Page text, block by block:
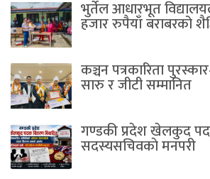
भुर्तेल आधारभूत
हजार रुपैयाँ बराबरको
कञ्चन पत्रकारिता
सारु र जीटी सम्मानित
गण्डकी प्रदेश खेलकुद
सदस्यसचिवकाे मनपरी